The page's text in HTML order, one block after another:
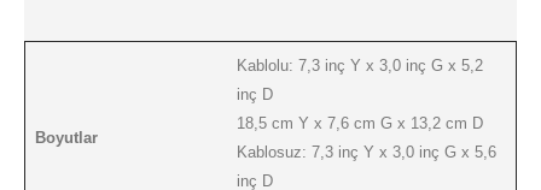
Boyutlar
Kablolu: 7,3 inç Y x 3,0 inç G x 5,2
inç D
18,5 cm Y x 7,6 cm G x 13,2 cm D
Kablosuz: 7,3 inç Y x 3,0 inç G x 5,6
inç D